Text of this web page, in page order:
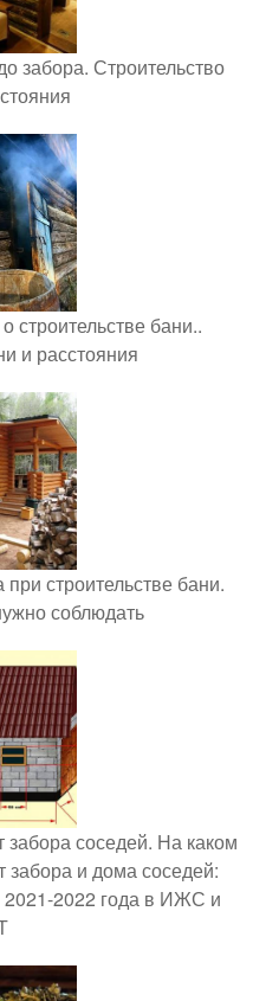
забора. Строительство
строительстве бани..
и расстояния
при строительстве бани.
соблюдать
соседей. На каком
забора и дома соседей:
2022 года в ИЖС и